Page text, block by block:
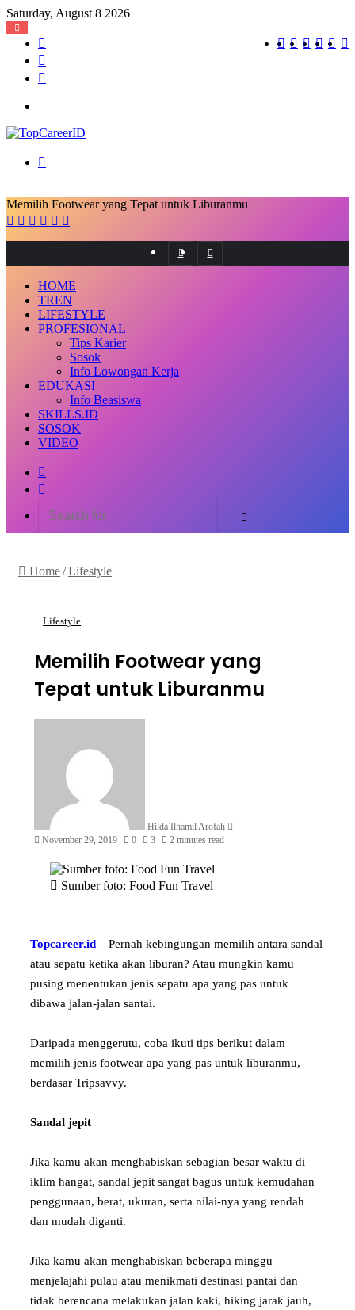
Saturday, August 8 2026
X
TikTok
RSS
Memilih Footwear yang Tepat untuk Liburanmu
Facebook
X LinkedIn
Messenger
Messenger
PreviousNext
HOME
TREN
LIFESTYLE
PROFESIONAL
Tips Karier
Sosok
Info Lowongan Kerja
EDUKASI
Info Beasiswa
SKILLS.ID
SOSOK
VIDEO
Search
Home/Lifestyle
Lifestyle
Memilih Footwear yang
Tepat untuk Liburanmu
Hilda Ilhamil Arofah
November 29, 2019 0 3 2 minutes read
Sumber foto: Food Fun Travel
Topcareer.id – Pernah kebingungan memilih antara sandal
atau sepatu ketika akan liburan? Atau mungkin kamu
pusing menentukan jenis sepatu apa yang pas untuk
dibawa jalan-jalan santai.
Daripada menggerutu, coba ikuti tips berikut dalam
memilih jenis footwear apa yang pas untuk liburanmu,
berdasar Tripsavvy.
Sandal jepit
Jika kamu akan menghabiskan sebagian besar waktu di
iklim hangat, sandal jepit sangat bagus untuk kemudahan
penggunaan, berat, ukuran, serta nilai-nya yang rendah
dan mudah diganti.
Jika kamu akan menghabiskan beberapa minggu
menjelajahi pulau atau menikmati destinasi pantai dan
tidak berencana melakukan jalan kaki, hiking jarak jauh,